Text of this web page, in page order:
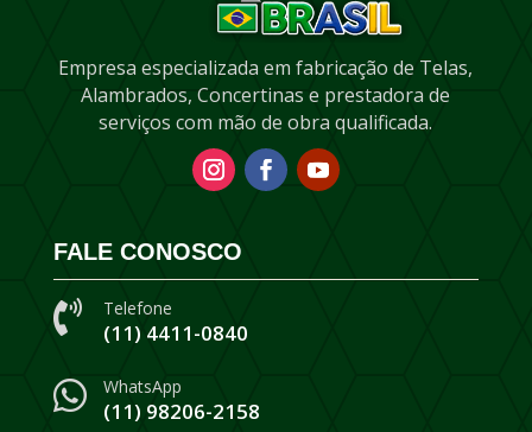
Empresa especializada em fabricação de Telas,
Alambrados, Concertinas e prestadora de
serviços com mão de obra qualificada.
FALE CONOSCO
 Telefone
(11) 4411-0840
 WhatsApp
(11) 98206-2158